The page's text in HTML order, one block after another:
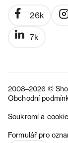
26k
7k
2008–2026 ©
Obchodní
Soukromí a
Formulář pro